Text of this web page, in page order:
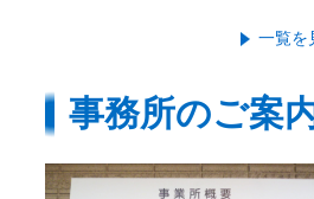
一覧を
事務所のご案